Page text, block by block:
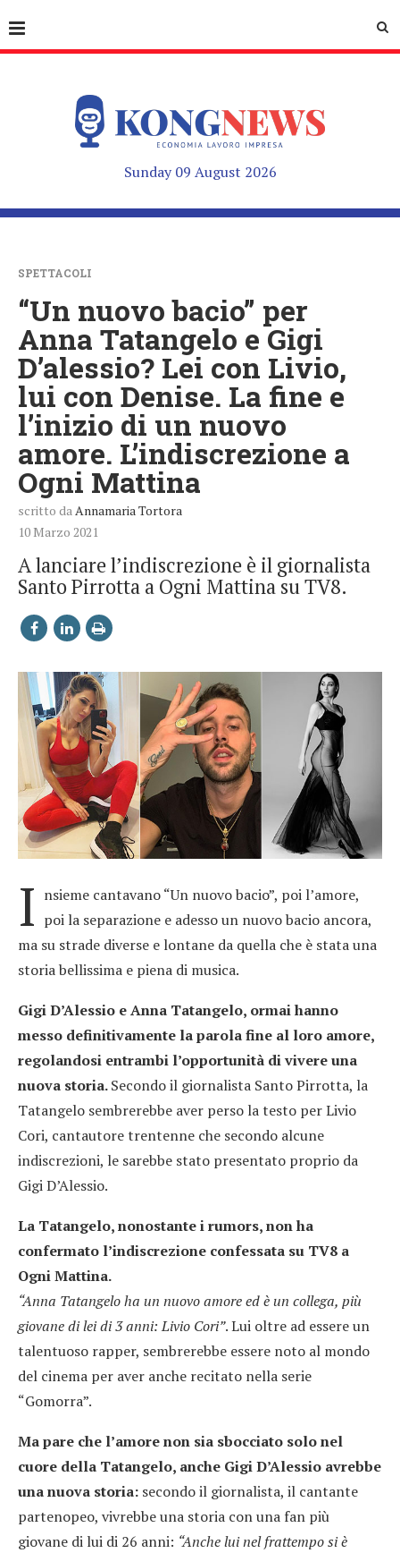
Sunday 09 August 2026
SPETTACOLI
“Un nuovo bacio” per
Anna Tatangelo e Gigi
D’alessio? Lei con Livio,
lui con Denise. La fine e
l’inizio di un nuovo
amore. L’indiscrezione a
Ogni Mattina
scritto da Annamaria Tortora
10 Marzo 2021
A lanciare l’indiscrezione è il giornalista
Santo Pirrotta a Ogni Mattina su TV8.
I nsieme cantavano “Un nuovo bacio”, poi l’amore,
poi la separazione e adesso un nuovo bacio ancora,
ma su strade diverse e lontane da quella che è stata una
storia bellissima e piena di musica.
Gigi D’Alessio e Anna Tatangelo, ormai hanno
messo definitivamente la parola fine al loro amore,
regolandosi entrambi l’opportunità di vivere una
nuova storia.Secondo il giornalista Santo Pirrotta, la
Tatangelo sembrerebbe aver perso la testo per Livio
Cori, cantautore trentenne che secondo alcune
indiscrezioni, le sarebbe stato presentato proprio da
Gigi D’Alessio.
La Tatangelo, nonostante i rumors, non ha
confermato l’indiscrezione confessata su TV8 a
Ogni Mattina.
“Anna Tatangelo ha un nuovo amore ed è un collega, più
giovane di lei di 3 anni: Livio Cori”. Lui oltre ad essere un
talentuoso rapper, sembrerebbe essere noto al mondo
del cinema per aver anche recitato nella serie
“Gomorra”.
Ma pare che l’amore non sia sbocciato solo nel
cuore della Tatangelo, anche Gigi D’Alessio avrebbe
una nuova storia: secondo il giornalista, il cantante
partenopeo, vivrebbe una storia con una fan più
giovane di lui di 26 anni: “Anche lui nel frattempo si è